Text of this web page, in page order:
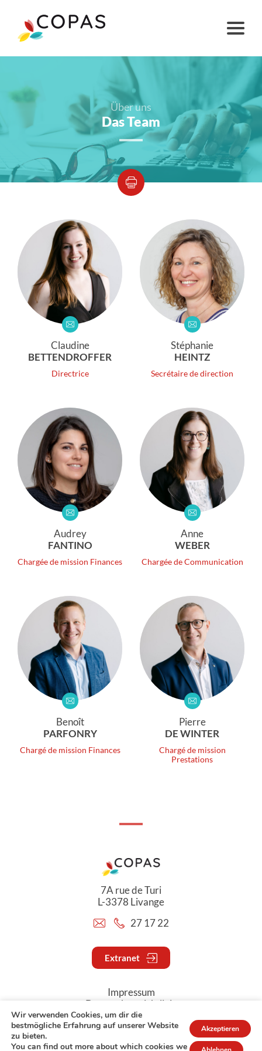
Über uns
Das Team
Claudine
BETTENDROFFER
Directrice
Stéphanie
HEINTZ
Secrétaire de direction
Audrey
FANTINO
Chargée de mission Finances
Anne
WEBER
Chargée de Communication
Benoît
PARFONRY
Chargé de mission Finances
Pierre
DE WINTER
Chargé de mission
Prestations
7A rue de Turi
L-3378 Livange
27 17 22
Extranet
Impressum
Datenschutzrichtlinie
© Copyright 2026 - COPAS
Wir verwenden Cookies, um dir die
bestmögliche Erfahrung auf unserer Website
zu bieten.
You can find out more about which cookies we
Akzeptieren